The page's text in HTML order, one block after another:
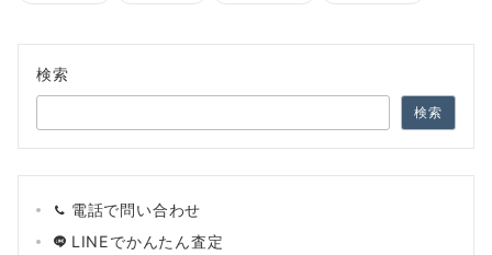
検索
検索
電話で問い合わせ
LINEでかんたん査定